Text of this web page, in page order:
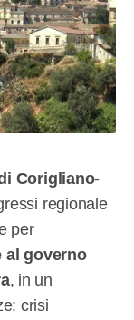
Corigliano-
regionale
per
al governo
, in un
crisi